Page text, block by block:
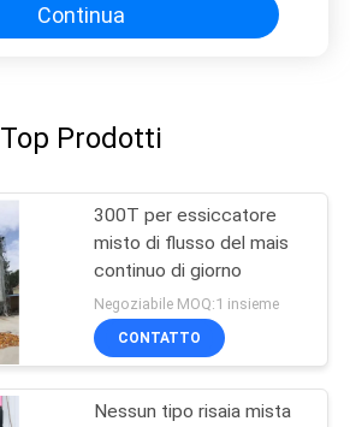
Continua
Top Prodotti
300T per essiccatore
misto di flusso del mais
continuo di giorno
Negoziabile MOQ:1 insieme
CONTATTO
Nessun tipo risaia mista